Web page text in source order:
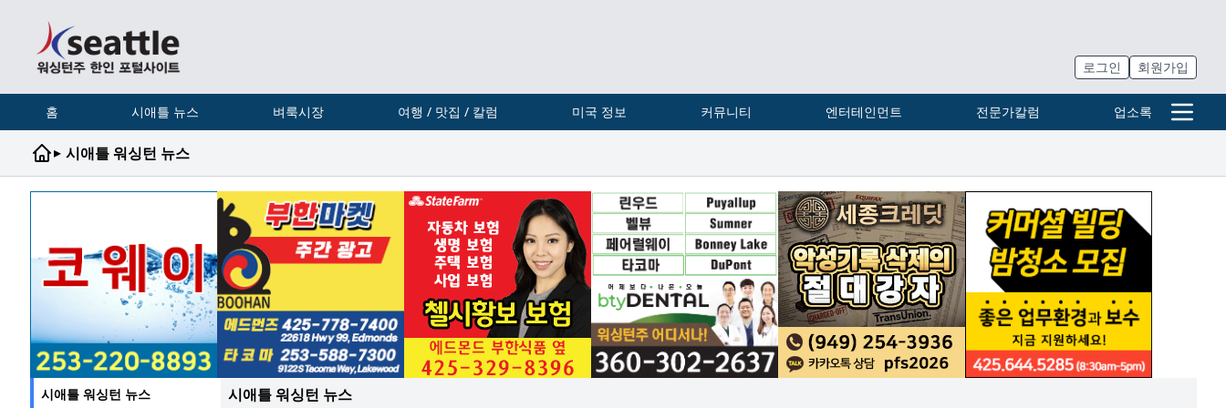
로그인 회원가입
홈 시애틀 뉴스 벼룩시장 여행 / 맛집 / 칼럼 미국 정보 커뮤니티 엔터테인먼트 전문가칼럼 업소록
▸ 시애틀 워싱턴 뉴스
시애틀 워싱턴 뉴스 시애틀 워싱턴 뉴스